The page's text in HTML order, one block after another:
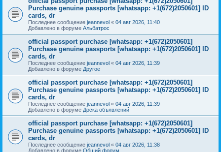
Purchase genuine passports [whatsapp: +1(672)2050601] ID
cards, dr
Последнее сообщение jeannevol « 04 авг 2026, 11:40
Добавлено в форуме Альбатрос
official passport purchase [whatsapp: +1(672)2050601]
Purchase genuine passports [whatsapp: +1(672)2050601] ID
cards, dr
Последнее сообщение jeannevol « 04 авг 2026, 11:39
Добавлено в форуме Другое
official passport purchase [whatsapp: +1(672)2050601]
Purchase genuine passports [whatsapp: +1(672)2050601] ID
cards, dr
Последнее сообщение jeannevol « 04 авг 2026, 11:39
Добавлено в форуме Доска объявлений
official passport purchase [whatsapp: +1(672)2050601]
Purchase genuine passports [whatsapp: +1(672)2050601] ID
cards, dr
Последнее сообщение jeannevol « 04 авг 2026, 11:38
Добавлено в форуме Общий форум